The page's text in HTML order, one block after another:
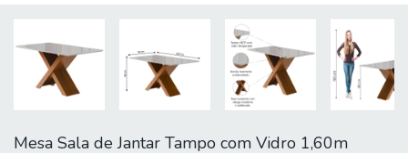
Mesa Sala de Jantar Tampo com Vidro 1,60m